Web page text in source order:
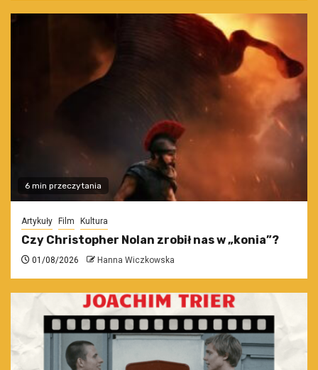
6 min przeczytania
Artykuły Film Kultura
Czy Christopher Nolan zrobił nas w „konia”?
01/08/2026 Hanna Wiczkowska